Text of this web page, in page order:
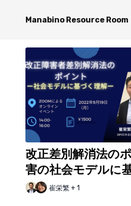
Manabino Resource Room
改正差別解消法の
害の社会モデルに
崔栄繁 + 1